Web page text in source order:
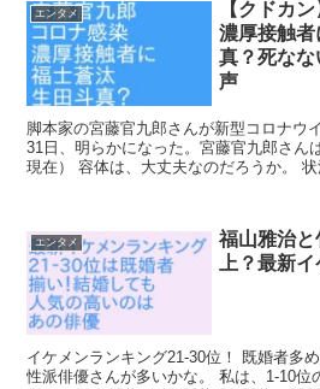
エンタメ
【クドカ
濃厚接触
真？死な
声
脚本家の宮藤官九郎さんが新型コロナウ
31日、明らかになった。宮藤官九郎さん
現在） 容体は、大丈夫なのだろうか。 状
エンタメ
福山雅治
上？最新
イケメンランキング21-30位！ 既婚者多
性派俳優さんが多いかな。 私は、1-10位